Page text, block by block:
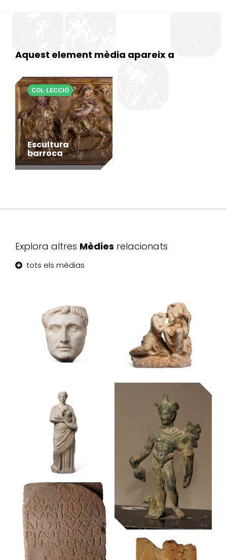
Aquest element mèdia apareix a
Escultura
barroca
COL·LECCIÓ
Explora altres Mèdies relacionats
tots els mèdias
Retrat de
l’emperador
August
Museu Frederic Marès
Grup de dues
figures
femenines
Museu Frederic Marès
Agrippina Minor